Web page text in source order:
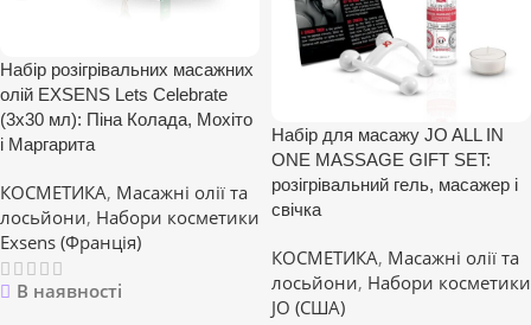
Набір розігрівальних масажних
олій EXSENS Lets Celebrate
(3х30 мл): Піна Колада, Мохіто
і Маргарита
КОСМЕТИКА, Масажні олії та
лосьйони, Набори косметики
Exsens (Франція)
В наявності
Набір для масажу JO ALL IN
ONE MASSAGE GIFT SET:
розігрівальний гель, масажер і
свічка
КОСМЕТИКА, Масажні олії та
лосьйони, Набори косметики
JO (США)